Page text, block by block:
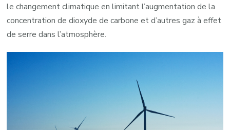
le changement climatique en limitant l’augmentation de la
concentration de dioxyde de carbone et d’autres gaz à effet
de serre dans l’atmosphère.